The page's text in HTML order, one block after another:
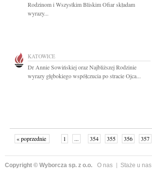
Rodzinom i Wszystkim Bliskim Ofiar składam
wyrazy...
KATOWICE
Dr Annie Sowińskiej oraz Najbliższej Rodzinie
wyrazy głębokiego współczucia po stracie Ojca...
« poprzednie 1 ... 354 355 356 357
Copyright © Wyborcza sp. z o.o. O nas Staże u nas